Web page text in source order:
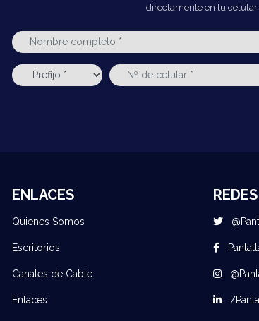
directamente en tu celular.
ENLACES
Quienes Somos
Escritorios
Canales de Cable
Enlaces /